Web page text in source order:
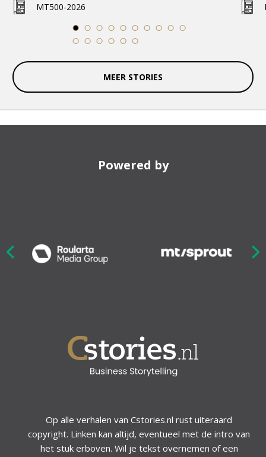
MT500-2026
1
2 3 4 5 6 7 8 9
10
11 12 13 14 15 16
MEER STORIES
Powered by
Op alle verhalen van Cstories.nl rust uiteraard
copyright. Linken kan altijd, eventueel met de intro van
het stuk erboven. Wil je tekst overnemen of een